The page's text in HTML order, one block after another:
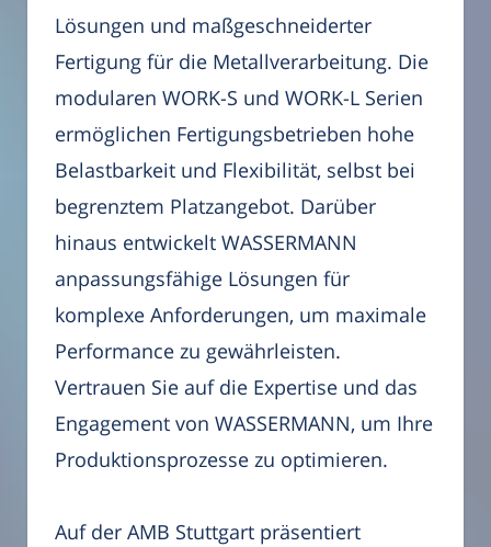
Lösungen und maßgeschneiderter
Fertigung für die Metallverarbeitung. Die
modularen WORK-S und WORK-L Serien
ermöglichen Fertigungsbetrieben hohe
Belastbarkeit und Flexibilität, selbst bei
begrenztem Platzangebot. Darüber
hinaus entwickelt WASSERMANN
anpassungsfähige Lösungen für
komplexe Anforderungen, um maximale
Performance zu gewährleisten.
Vertrauen Sie auf die Expertise und das
Engagement von WASSERMANN, um Ihre
Produktionsprozesse zu optimieren.
Auf der AMB Stuttgart präsentiert